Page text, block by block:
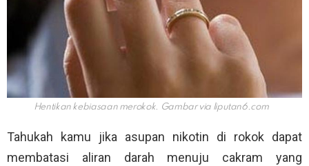
Hentikan kebiasaan merokok. Gambar via liputan6.com
Tahukah kamu jika asupan nikotin di rokok dapat
membatasi aliran darah menuju cakram yang